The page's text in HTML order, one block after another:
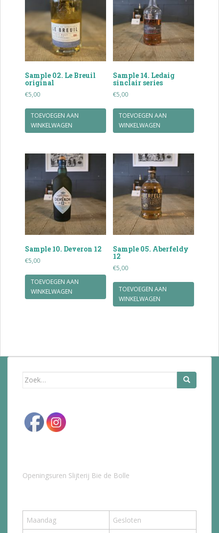
Sample 02. Le Breuil
original
€5,00
TOEVOEGEN AAN
WINKELWAGEN
Sample 14. Ledaig
sinclair series
€5,00
TOEVOEGEN AAN
WINKELWAGEN
Sample 10. Deveron 12
€5,00
TOEVOEGEN AAN
WINKELWAGEN
Sample 05. Aberfeldy
12
€5,00
TOEVOEGEN AAN
WINKELWAGEN
Zoek
Openingsuren Slijterij Bie de Bolle
Maandag
Gesloten